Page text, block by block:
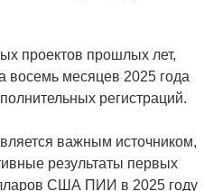
проектов прошлых лет,
месяцев 2025 года
регистраций.
важным источником,
результаты первых
США ПИИ в 2025 году